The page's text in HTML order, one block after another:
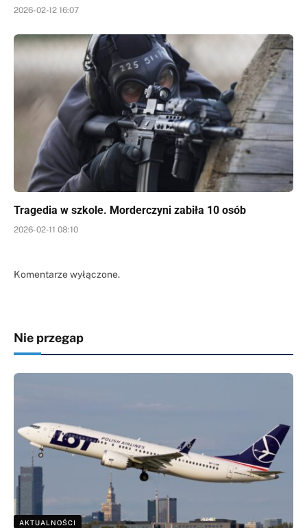
2026-02-12 16:07
Tragedia w szkole. Morderczyni zabiła 10 osób
2026-02-11 08:10
Komentarze wyłączone.
Nie przegap
AKTUALNOŚCI